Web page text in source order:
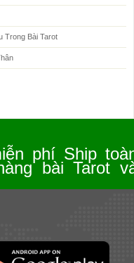
Trong Bài Tarot
phí Ship
bài Tarot